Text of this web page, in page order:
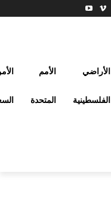
الأراضي
الفلسطينية
الأمم
المتحدة